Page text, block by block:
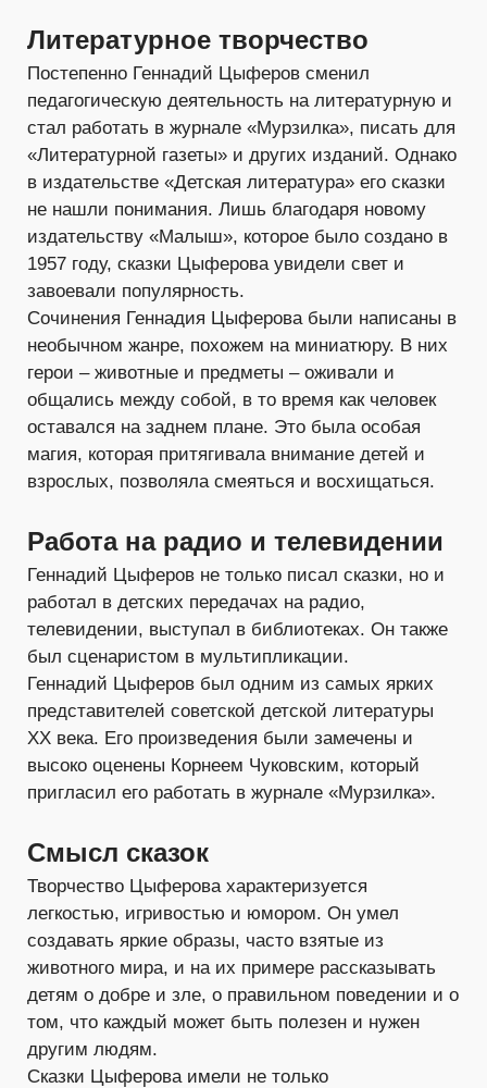
Литературное творчество
Постепенно Геннадий Цыферов сменил
педагогическую деятельность на литературную и
стал работать в журнале «Мурзилка», писать для
«Литературной газеты» и других изданий. Однако
в издательстве «Детская литература» его сказки
не нашли понимания. Лишь благодаря новому
издательству «Малыш», которое было создано в
1957 году, сказки Цыферова увидели свет и
завоевали популярность.
Сочинения Геннадия Цыферова были написаны в
необычном жанре, похожем на миниатюру. В них
герои – животные и предметы – оживали и
общались между собой, в то время как человек
оставался на заднем плане. Это была особая
магия, которая притягивала внимание детей и
взрослых, позволяла смеяться и восхищаться.
Работа на радио и телевидении
Геннадий Цыферов не только писал сказки, но и
работал в детских передачах на радио,
телевидении, выступал в библиотеках. Он также
был сценаристом в мультипликации.
Геннадий Цыферов был одним из самых ярких
представителей советской детской литературы
XX века. Его произведения были замечены и
высоко оценены Корнеем Чуковским, который
пригласил его работать в журнале «Мурзилка».
Смысл сказок
Творчество Цыферова характеризуется
легкостью, игривостью и юмором. Он умел
создавать яркие образы, часто взятые из
животного мира, и на их примере рассказывать
детям о добре и зле, о правильном поведении и о
том, что каждый может быть полезен и нужен
другим людям.
Сказки Цыферова имели не только